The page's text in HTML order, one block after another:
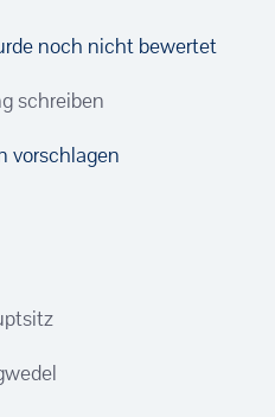
noch nicht bewertet
schreiben
vorschlagen